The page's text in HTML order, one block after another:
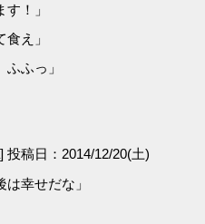
！」
え」
ふっ」
投稿日：2014/12/20(土)
幸せだな」